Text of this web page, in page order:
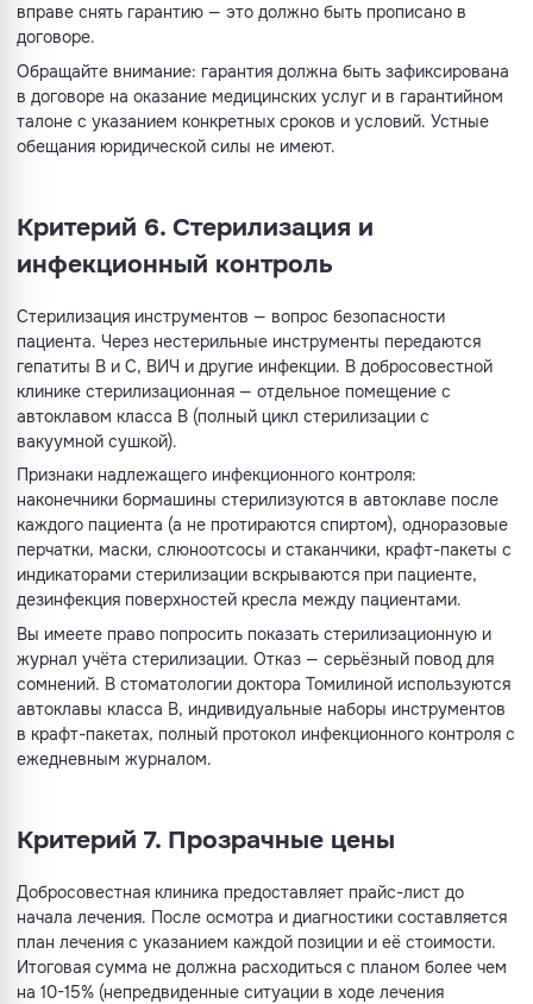
вправе снять гарантию — это должно быть прописано в
договоре.
Обращайте внимание: гарантия должна быть зафиксирована
в договоре на оказание медицинских услуг и в гарантийном
талоне с указанием конкретных сроков и условий. Устные
обещания юридической силы не имеют.
Критерий 6. Стерилизация и
инфекционный контроль
Стерилизация инструментов — вопрос безопасности
пациента. Через нестерильные инструменты передаются
гепатиты B и C, ВИЧ и другие инфекции. В добросовестной
клинике стерилизационная — отдельное помещение с
автоклавом класса B (полный цикл стерилизации с
вакуумной сушкой).
Признаки надлежащего инфекционного контроля:
наконечники бормашины стерилизуются в автоклаве после
каждого пациента (а не протираются спиртом), одноразовые
перчатки, маски, слюноотсосы и стаканчики, крафт-пакеты с
индикаторами стерилизации вскрываются при пациенте,
дезинфекция поверхностей кресла между пациентами.
Вы имеете право попросить показать стерилизационную и
журнал учёта стерилизации. Отказ — серьёзный повод для
сомнений. В стоматологии доктора Томилиной используются
автоклавы класса B, индивидуальные наборы инструментов
в крафт-пакетах, полный протокол инфекционного контроля с
ежедневным журналом.
Критерий 7. Прозрачные цены
Добросовестная клиника предоставляет прайс-лист до
начала лечения. После осмотра и диагностики составляется
план лечения с указанием каждой позиции и её стоимости.
Итоговая сумма не должна расходиться с планом более чем
на 10-15% (непредвиденные ситуации в ходе лечения